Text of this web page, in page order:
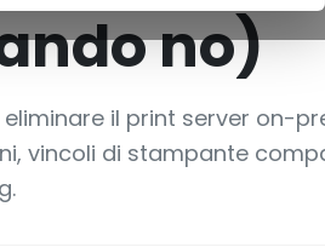
no)
il print server on-
vincoli di stampante